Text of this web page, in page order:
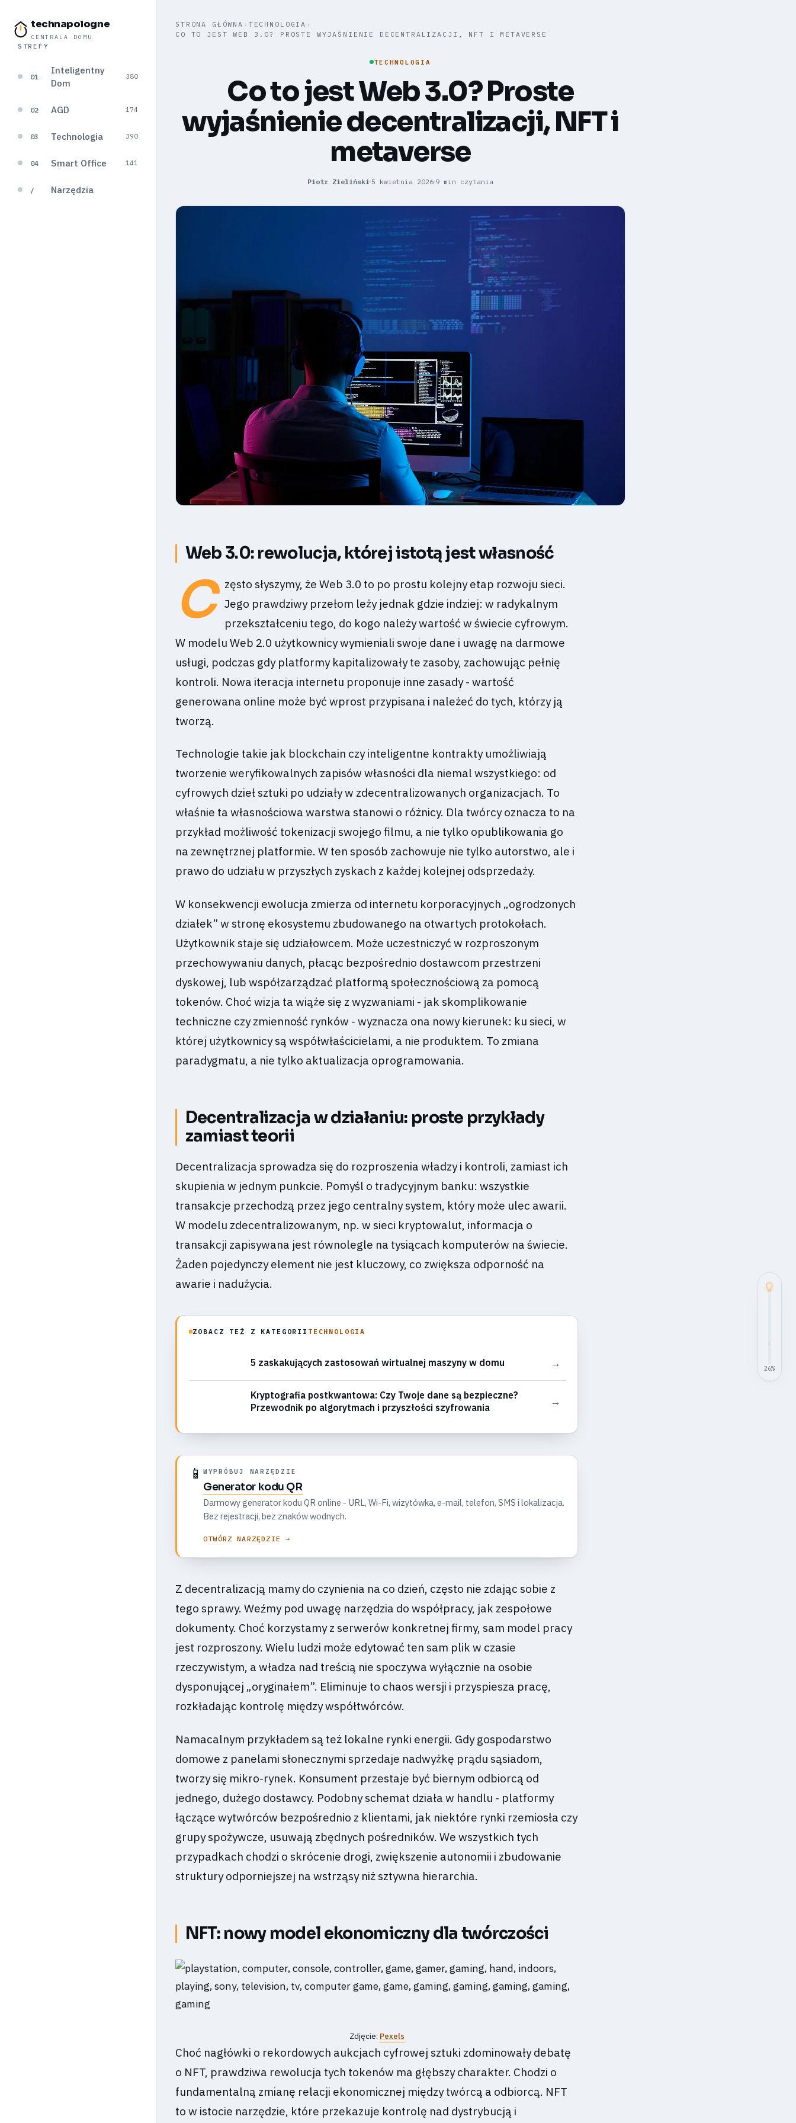
technapologne
CENTRALA DOMU
STREFY
01
Inteligentny
Dom
380
02 AGD 174
03 Technologia 390
04 Smart Office 141
/ Narzędzia
26%
STRONA GŁÓWNA › TECHNOLOGIA ›
CO TO JEST WEB 3.0? PROSTE WYJAŚNIENIE DECENTRALIZACJI, NFT I METAVERSE
TECHNOLOGIA
Co to jest Web 3.0? Proste
wyjaśnienie decentralizacji, NFT i
metaverse
Piotr Zieliński 5 kwietnia 2026 9 min czytania
Web 3.0: rewolucja, której istotą jest własność
C
zęsto słyszymy, że Web 3.0 to po prostu kolejny etap rozwoju sieci.
Jego prawdziwy przełom leży jednak gdzie indziej: w radykalnym
przekształceniu tego, do kogo należy wartość w świecie cyfrowym.
W modelu Web 2.0 użytkownicy wymieniali swoje dane i uwagę na darmowe
usługi, podczas gdy platformy kapitalizowały te zasoby, zachowując pełnię
kontroli. Nowa iteracja internetu proponuje inne zasady - wartość
generowana online może być wprost przypisana i należeć do tych, którzy ją
tworzą.
Technologie takie jak blockchain czy inteligentne kontrakty umożliwiają
tworzenie weryfikowalnych zapisów własności dla niemal wszystkiego: od
cyfrowych dzieł sztuki po udziały w zdecentralizowanych organizacjach. To
właśnie ta własnościowa warstwa stanowi o różnicy. Dla twórcy oznacza to na
przykład możliwość tokenizacji swojego filmu, a nie tylko opublikowania go
na zewnętrznej platformie. W ten sposób zachowuje nie tylko autorstwo, ale i
prawo do udziału w przyszłych zyskach z każdej kolejnej odsprzedaży.
W konsekwencji ewolucja zmierza od internetu korporacyjnych „ogrodzonych
działek” w stronę ekosystemu zbudowanego na otwartych protokołach.
Użytkownik staje się udziałowcem. Może uczestniczyć w rozproszonym
przechowywaniu danych, płacąc bezpośrednio dostawcom przestrzeni
dyskowej, lub współzarządzać platformą społecznościową za pomocą
tokenów. Choć wizja ta wiąże się z wyzwaniami - jak skomplikowanie
techniczne czy zmienność rynków - wyznacza ona nowy kierunek: ku sieci, w
której użytkownicy są współwłaścicielami, a nie produktem. To zmiana
paradygmatu, a nie tylko aktualizacja oprogramowania.
Decentralizacja w działaniu: proste przykłady
zamiast teorii
Decentralizacja sprowadza się do rozproszenia władzy i kontroli, zamiast ich
skupienia w jednym punkcie. Pomyśl o tradycyjnym banku: wszystkie
transakcje przechodzą przez jego centralny system, który może ulec awarii.
W modelu zdecentralizowanym, np. w sieci kryptowalut, informacja o
transakcji zapisywana jest równolegle na tysiącach komputerów na świecie.
Żaden pojedynczy element nie jest kluczowy, co zwiększa odporność na
awarie i nadużycia.
ZOBACZ TEŻ Z KATEGORII TECHNOLOGIA
5 zaskakujących zastosowań wirtualnej maszyny w domu →
Kryptografia postkwantowa: Czy Twoje dane są bezpieczne?
Przewodnik po algorytmach i przyszłości szyfrowania
→
📱 WYPRÓBUJ NARZĘDZIE
Generator kodu QR
Darmowy generator kodu QR online - URL, Wi-Fi, wizytówka, e-mail, telefon, SMS i lokalizacja.
Bez rejestracji, bez znaków wodnych.
OTWÓRZ NARZĘDZIE →
Z decentralizacją mamy do czynienia na co dzień, często nie zdając sobie z
tego sprawy. Weźmy pod uwagę narzędzia do współpracy, jak zespołowe
dokumenty. Choć korzystamy z serwerów konkretnej firmy, sam model pracy
jest rozproszony. Wielu ludzi może edytować ten sam plik w czasie
rzeczywistym, a władza nad treścią nie spoczywa wyłącznie na osobie
dysponującej „oryginałem”. Eliminuje to chaos wersji i przyspiesza pracę,
rozkładając kontrolę między współtwórców.
Namacalnym przykładem są też lokalne rynki energii. Gdy gospodarstwo
domowe z panelami słonecznymi sprzedaje nadwyżkę prądu sąsiadom,
tworzy się mikro-rynek. Konsument przestaje być biernym odbiorcą od
jednego, dużego dostawcy. Podobny schemat działa w handlu - platformy
łączące wytwórców bezpośrednio z klientami, jak niektóre rynki rzemiosła czy
grupy spożywcze, usuwają zbędnych pośredników. We wszystkich tych
przypadkach chodzi o skrócenie drogi, zwiększenie autonomii i zbudowanie
struktury odporniejszej na wstrząsy niż sztywna hierarchia.
NFT: nowy model ekonomiczny dla twórczości
Zdjęcie: Pexels
Choć nagłówki o rekordowych aukcjach cyfrowej sztuki zdominowały debatę
o NFT, prawdziwa rewolucja tych tokenów ma głębszy charakter. Chodzi o
fundamentalną zmianę relacji ekonomicznej między twórcą a odbiorcą. NFT
to w istocie narzędzie, które przekazuje kontrolę nad dystrybucją i